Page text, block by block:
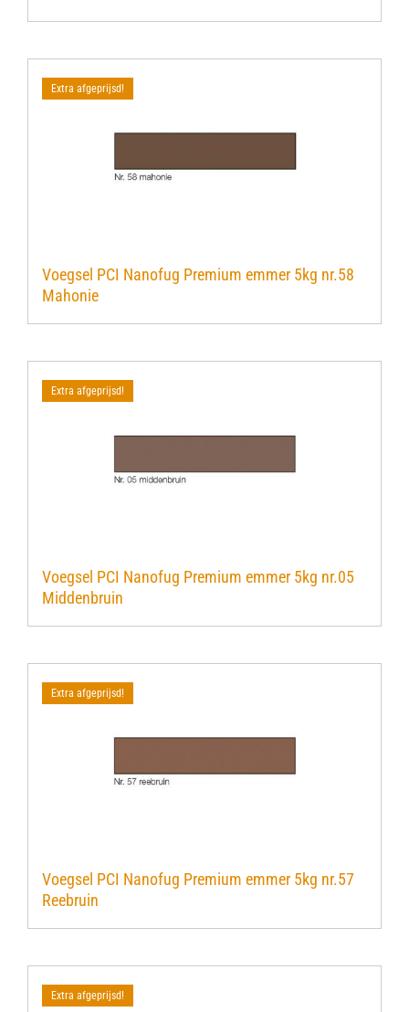
Extra afgeprijsd!
Voegsel PCI Nanofug Premium emmer 5kg nr.58
Mahonie
Extra afgeprijsd!
Voegsel PCI Nanofug Premium emmer 5kg nr.05
Middenbruin
Extra afgeprijsd!
Voegsel PCI Nanofug Premium emmer 5kg nr.57
Reebruin
Extra afgeprijsd!